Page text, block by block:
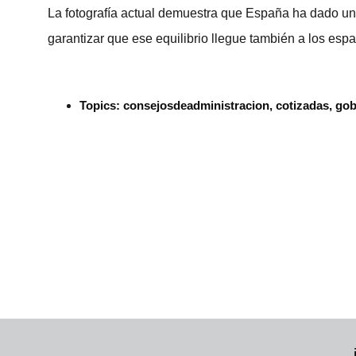
La fotografía actual demuestra que España ha dado
garantizar que ese equilibrio llegue también a los
Topics: consejosdeadministracion, cotizadas,